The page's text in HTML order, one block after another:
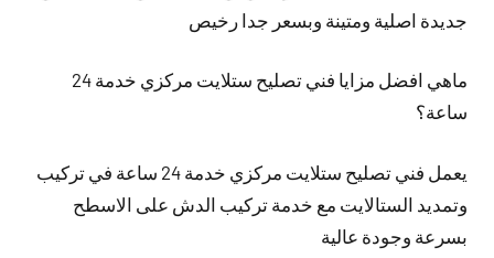
جديدة اصلية ومتينة وبسعر جدا رخيص
ماهي افضل مزايا فني تصليح ستلايت مركزي خدمة 24
ساعة؟
يعمل فني تصليح ستلايت مركزي خدمة 24 ساعة في تركيب
وتمديد الستالايت مع خدمة تركيب الدش على الاسطح
بسرعة وجودة عالية